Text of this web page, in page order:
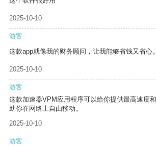
2025-10-10
游客
这款app就像我的财务顾问，让我能够省钱又省心。
2025-10-10
游客
这款加速器VPM应用程序可以给你提供最高速度
助你在网络上自由移动。
2025-10-10
游客